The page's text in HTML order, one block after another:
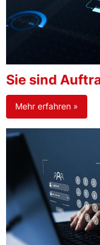
Sie sind
Mehr erfahren »